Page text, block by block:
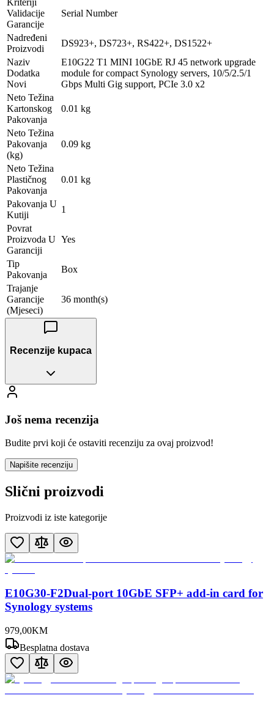
Validacije
Garancije
Serial Number
Nadređeni
Proizvodi
DS923+, DS723+, RS422+, DS1522+
Naziv
Dodatka
Novi
E10G22 T1 MINI 10GbE RJ 45 network upgrade
module for compact Synology servers, 10/5/2.5/1
Gbps Multi Gig support, PCIe 3.0 x2
Neto Težina
Kartonskog
Pakovanja
0.01 kg
Neto Težina
Pakovanja
(kg)
0.09 kg
Neto Težina
Plastičnog
Pakovanja
0.01 kg
Pakovanja U
Kutiji
1
Povrat
Proizvoda U
Garanciji
Yes
Tip
Pakovanja
Box
Trajanje
Garancije
(Mjeseci)
36 month(s)
Recenzije kupaca
Još nema recenzija
Budite prvi koji će ostaviti recenziju za ovaj proizvod!
Napišite recenziju
Slični proizvodi
Proizvodi iz iste kategorije
E10G30-F2Dual-port 10GbE SFP+ add-in card for
Synology systems
979,00KM
Besplatna dostava